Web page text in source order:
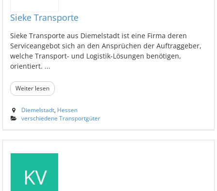
Sieke Transporte
Sieke Transporte aus Diemelstadt ist eine Firma deren
Serviceangebot sich an den Ansprüchen der Auftraggeber,
welche Transport- und Logistik-Lösungen benötigen,
orientiert. ...
Weiter lesen
Diemelstadt, Hessen
verschiedene Transportgüter